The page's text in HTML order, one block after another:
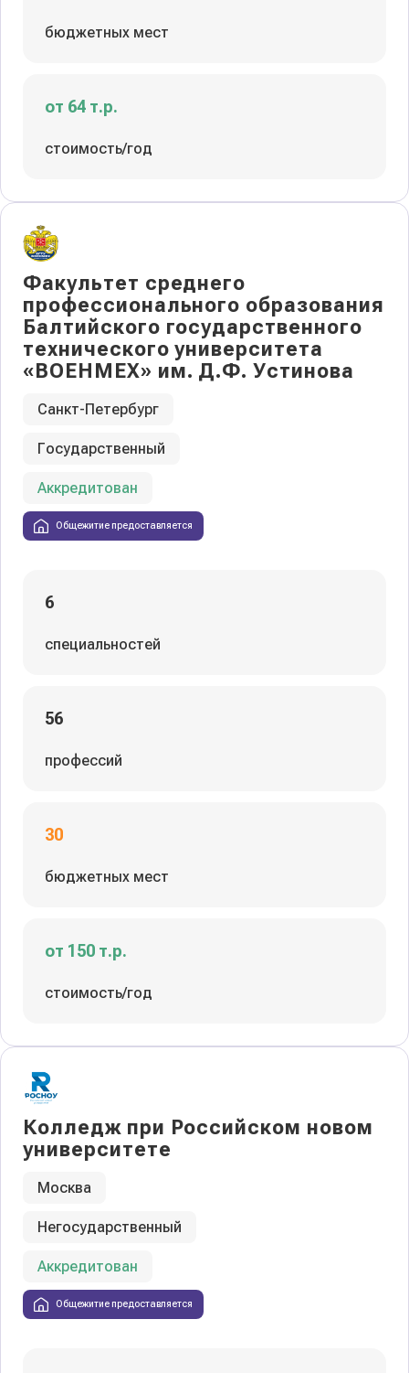
бюджетных мест
от 64 т.р.
стоимость/год
Факультет среднего
профессионального образования
Балтийского государственного
технического университета
«ВОЕНМЕХ» им. Д.Ф. Устинова
Санкт-Петербург
Государственный
Аккредитован
Общежитие предоставляется
6
специальностей
56
профессий
30
бюджетных мест
от 150 т.р.
стоимость/год
Колледж при Российском новом
университете
Москва
Негосударственный
Аккредитован
Общежитие предоставляется